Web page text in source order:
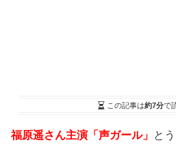
この記事は約7分で
福原遥さん主演「声ガール」 と